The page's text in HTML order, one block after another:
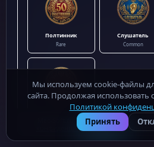
Полтинник
Rare
Слушатель
Common
Первая монета
Показать все достижения
Mac-Soft.ru - бесплатные
конфиденциальности
·
Мы используем cookie-файлы
сайта. Продолжая использовать
Политикой
Принять